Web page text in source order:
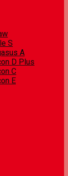
S
A
D Plus
C
E